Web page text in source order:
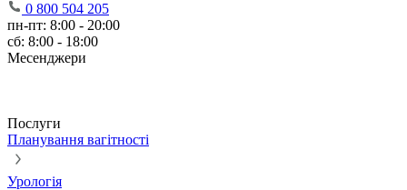
0 800 504 205
пн-пт: 8:00 - 20:00
сб: 8:00 - 18:00
Месенджери
Послуги
Планування вагітності
Урологія